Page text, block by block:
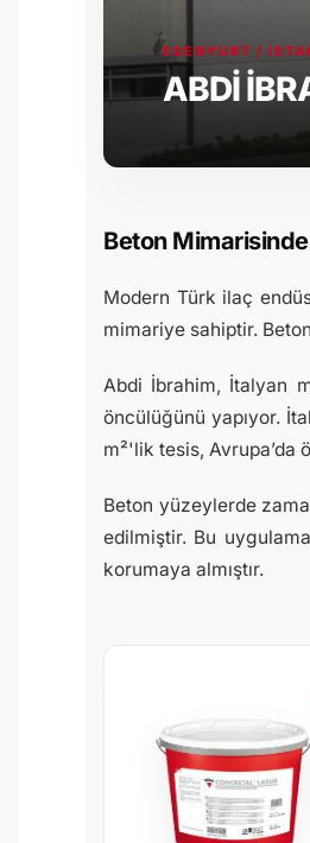
ESENYURT /
ABDİ
Beton
Modern Türk ilaç
mimariye sahiptir.
Abdi İbrahim, İtalyan
öncülüğünü yapıyor.
m²'lik tesis, Avrupa’da
Beton yüzeylerde
edilmiştir. Bu
korumaya almıştır.